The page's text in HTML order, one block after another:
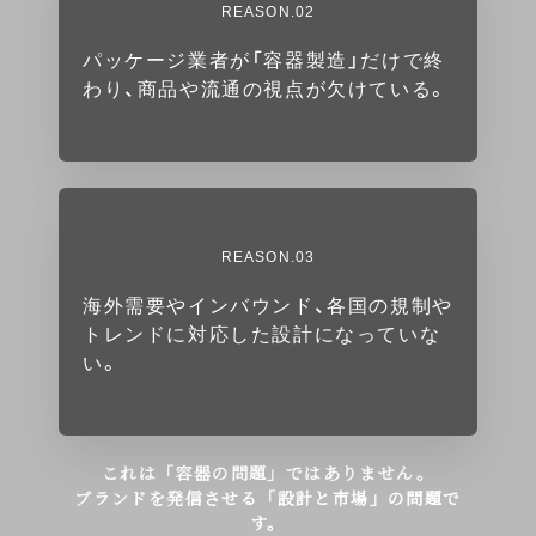
REASON.02
パッケージ業者が「容器製造」だけで終
わり、商品や流通の視点が欠けている。
REASON.03
海外需要やインバウンド、各国の規制や
トレンドに対応した設計になっていな
い。
これは「容器の問題」ではありません。
ブランドを発信させる「設計と市場」の問題で
す。